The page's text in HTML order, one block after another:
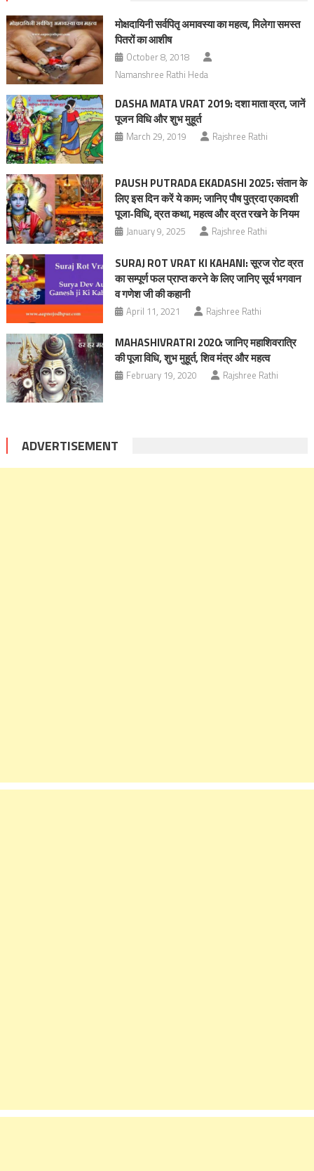
मोक्षदायिनी सर्वपितृ अमावस्या का महत्व, मिलेगा समस्त
पितरों का आशीष
October 8, 2018
Namanshree Rathi Heda
DASHA MATA VRAT 2019: दशा माता व्रत, जानें
पूजन विधि और शुभ मुहूर्त
March 29, 2019 Rajshree Rathi
PAUSH PUTRADA EKADASHI 2025: संतान के
लिए इस दिन करें ये काम; जानिए पौष पुत्रदा एकादशी
पूजा-विधि, व्रत कथा, महत्व और व्रत रखने के नियम
January 9, 2025 Rajshree Rathi
SURAJ ROT VRAT KI KAHANI: सूरज रोट व्रत
का सम्पूर्ण फल प्राप्त करने के लिए जानिए सूर्य भगवान
व गणेश जी की कहानी
April 11, 2021 Rajshree Rathi
MAHASHIVRATRI 2020: जानिए महाशिवरात्रि
की पूजा विधि, शुभ मुहूर्त, शिव मंत्र और महत्व
February 19, 2020 Rajshree Rathi
ADVERTISEMENT